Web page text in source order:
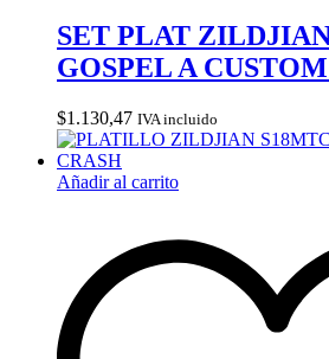
SET PLAT
GOSPEL A
$1.130,47 IVA incluido
Añadir al carrito